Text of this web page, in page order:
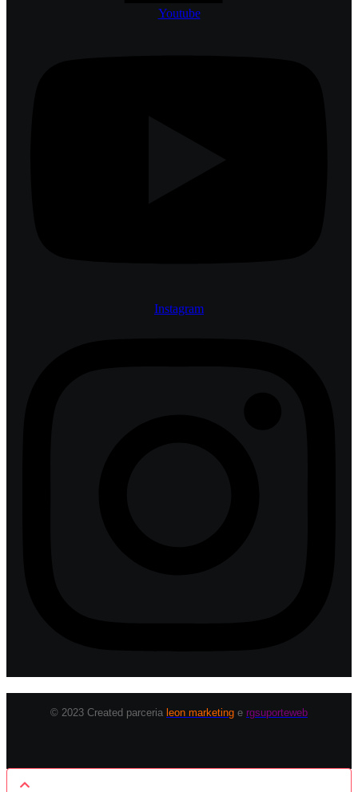
Youtube
Instagram
© 2023 Created parceria leon marketing e rgsuporteweb